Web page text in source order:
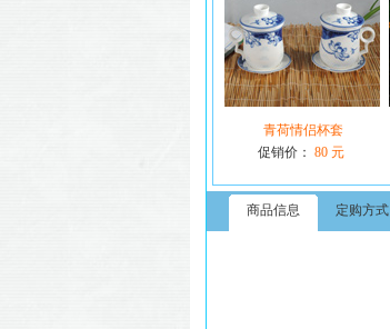
青荷情侣杯套
促销价： 80 元
商品信息 定购方式